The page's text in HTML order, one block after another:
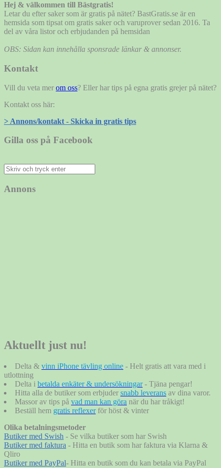
Hej & välkommen till Bästgratis!
Letar du efter saker som är gratis på nätet? BastGratis.se är en
hemsida som tipsat om gratis saker och varuprover sedan 2016. Ta
del av våra listor och erbjudanden på hemsidan
OBS: Sidan kan innehålla sponsrade länkar & annonser.
Kontakt
Vill du veta mer om oss? Eller har tips på egna gratis grejer på nätet?
Kontakt oss här:
> Annons/kontakt - Skicka in gratis tips
Gilla oss på Facebook
Sök
efter:
Annons
Aktuellt just nu!
Delta & vinn iPhone tävling online - Helt gratis att vara med i
utlottning
Delta i betalda enkäter & undersökningar - Tjäna pengar!
Hitta alla de butiker som erbjuder snabb leverans av dina varor.
Massor av tips på vad man kan göra när du har tråkigt!
Beställ hem gratis reflexerför höst & vinter
Olika betalningsmetoder
Butiker med Swish - Se vilka butiker som har Swish
Butiker med faktura - Hitta en butik som har faktura via Klarna &
Qliro
Butiker med PayPal- Hitta en butik som du kan betala via PayPal